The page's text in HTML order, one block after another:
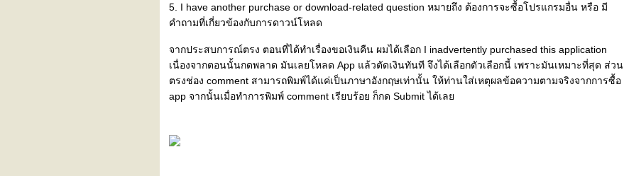
5. I have another purchase or download-related question หมายถึง ต้องการจะซื้อโปรแกรมอื่น หรือ มี
คำถามที่เกี่ยวข้องกับการดาวน์โหลด
จากประสบการณ์ตรง ตอนที่ได้ทำเรื่องขอเงินคืน ผมได้เลือก I inadvertently purchased this application
เนื่องจากตอนนั้นกดพลาด มันเลยโหลด App แล้วตัดเงินทันที จึงได้เลือกตัวเลือกนี้ เพราะมันเหมาะที่สุด ส่วน
ตรงช่อง comment สามารถพิมพ์ได้แค่เป็นภาษาอังกฤษเท่านั้น ให้ท่านใส่เหตุผลข้อความตามจริงจากการซื้อ
app จากนั้นเมื่อทำการพิมพ์ comment เรียบร้อย ก็กด Submit ได้เล